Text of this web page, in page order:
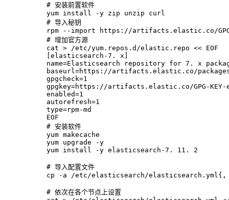
# 安装前置软件
yum install -y zip unzip curl
# 导入秘钥
rpm --import https://artifacts.elastic.co/
# 增加官方源
cat > /etc/yum.repos.d/elastic.repo << EOF
[elasticsearch-7. x]
name=Elasticsearch repository for 7. x
baseurl=https://artifacts.elastic.co/
gpgcheck=1
gpgkey=https://artifacts.elastic.co/GPG-
enabled=1
autorefresh=1
type=rpm-md
EOF
# 安装软件
yum makecache
yum upgrade -y
yum install -y elasticsearch-7. 11. 2
# 导入配置文件
cp -a /etc/elasticsearch/elasticsearch.yml{,
# 依次在各个节点上设置